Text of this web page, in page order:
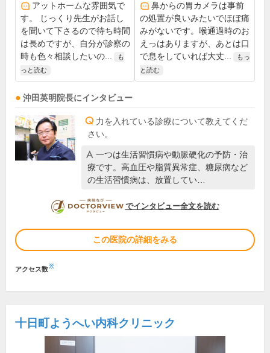
アットホームな雰囲気で
す。 じっくり先生がお話し
を聞いて下さるので待ち時間
は長めですが、自分が診察の
時も色々相談したいの...
も
っと読む
鼻からの胃カメラは事前
の処置が良いみたいでほぼ痛
みがないです。喉通過時のお
えっはありますが、あとは口
で息をしていれば大丈...
もっ
と読む
沖田英明 院長にインタビュー
力を入れている診療について教えてくだ
さい。
一つは生活習慣病や動脈硬化の予防・治
療です。高血圧や脂質異常症、糖尿病など
の生活習慣病は、放置してい…
DOCTORVIEW
でインタビュー全文を読む
この医院の詳細をみる
アクセス数※
十日町ようへい内科クリニック